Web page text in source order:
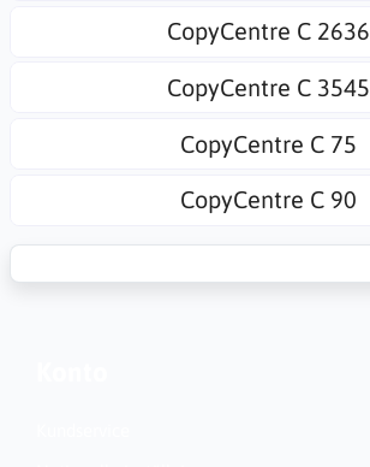
CopyCentre C 2636
CopyCentre C 3545
CopyCentre C 75
CopyCentre C 90